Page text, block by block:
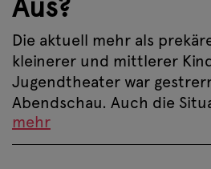
Aus?
Die aktuell mehr als
kleinerer und mittlerer
Jugendtheater war
Abendschau. Auch die
mehr